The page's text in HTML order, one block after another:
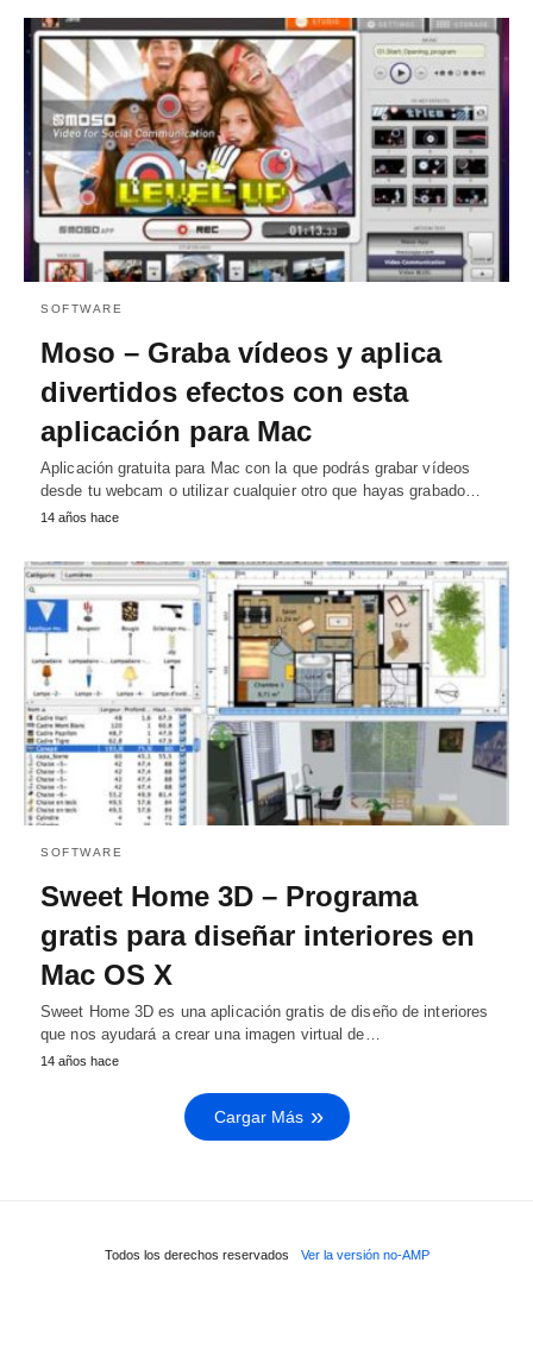
SOFTWARE
Moso – Graba vídeos y aplica
divertidos efectos con esta
aplicación para Mac
Aplicación gratuita para Mac con la que podrás grabar vídeos
desde tu webcam o utilizar cualquier otro que hayas grabado…
14 años hace
SOFTWARE
Sweet Home 3D – Programa
gratis para diseñar interiores en
Mac OS X
Sweet Home 3D es una aplicación gratis de diseño de interiores
que nos ayudará a crear una imagen virtual de…
14 años hace
Cargar Más
Todos los derechos reservados Ver la versión no-AMP